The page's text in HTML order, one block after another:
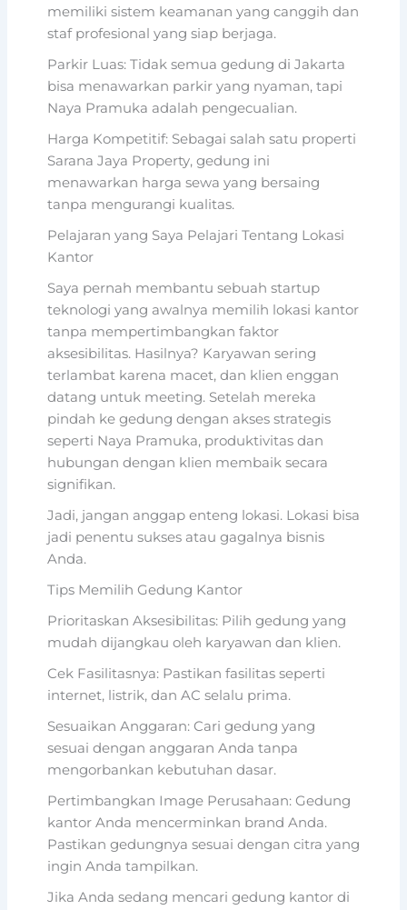
memiliki sistem keamanan yang canggih dan
staf profesional yang siap berjaga.
Parkir Luas: Tidak semua gedung di Jakarta
bisa menawarkan parkir yang nyaman, tapi
Naya Pramuka adalah pengecualian.
Harga Kompetitif: Sebagai salah satu properti
Sarana Jaya Property, gedung ini
menawarkan harga sewa yang bersaing
tanpa mengurangi kualitas.
Pelajaran yang Saya Pelajari Tentang Lokasi
Kantor
Saya pernah membantu sebuah startup
teknologi yang awalnya memilih lokasi kantor
tanpa mempertimbangkan faktor
aksesibilitas. Hasilnya? Karyawan sering
terlambat karena macet, dan klien enggan
datang untuk meeting. Setelah mereka
pindah ke gedung dengan akses strategis
seperti Naya Pramuka, produktivitas dan
hubungan dengan klien membaik secara
signifikan.
Jadi, jangan anggap enteng lokasi. Lokasi bisa
jadi penentu sukses atau gagalnya bisnis
Anda.
Tips Memilih Gedung Kantor
Prioritaskan Aksesibilitas: Pilih gedung yang
mudah dijangkau oleh karyawan dan klien.
Cek Fasilitasnya: Pastikan fasilitas seperti
internet, listrik, dan AC selalu prima.
Sesuaikan Anggaran: Cari gedung yang
sesuai dengan anggaran Anda tanpa
mengorbankan kebutuhan dasar.
Pertimbangkan Image Perusahaan: Gedung
kantor Anda mencerminkan brand Anda.
Pastikan gedungnya sesuai dengan citra yang
ingin Anda tampilkan.
Jika Anda sedang mencari gedung kantor di